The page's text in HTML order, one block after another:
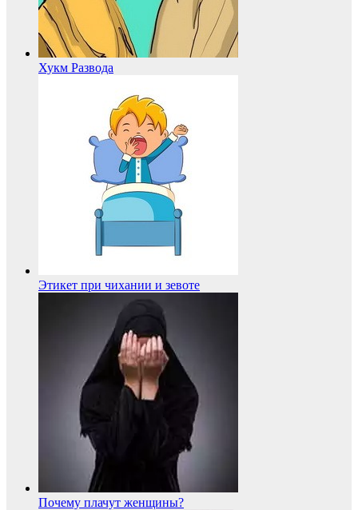
Хукм Развода
Этикет при чихании и зевоте
Почему плачут женщины?